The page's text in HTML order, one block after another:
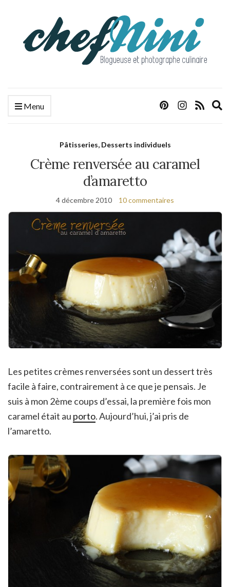
Menu
Pâtisseries, Desserts individuels
Crème renversée au caramel
d’amaretto
4 décembre 2010 10 commentaires
Les petites crèmes renversées sont un dessert très
facile à faire, contrairement à ce que je pensais. Je
suis à mon 2ème coups d’essai, la première fois mon
caramel était au porto. Aujourd’hui, j’ai pris de
l’amaretto.